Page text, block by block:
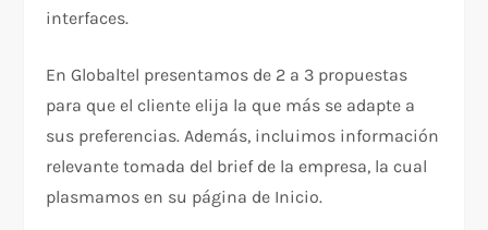
interfaces.
En Globaltel presentamos de 2 a 3 propuestas
para que el cliente elija la que más se adapte a
sus preferencias. Además, incluimos información
relevante tomada del brief de la empresa, la cual
plasmamos en su página de Inicio.